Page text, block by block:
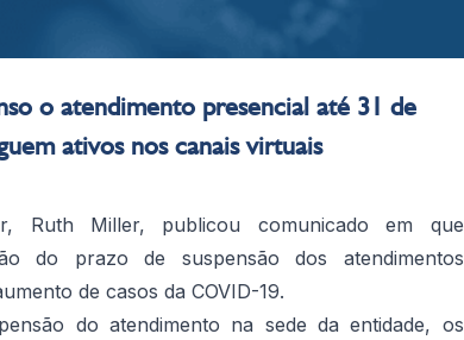
o atendimento presencial até 31 de
ativos nos canais virtuais
Ruth Miller, publicou comunicado em que
do prazo de suspensão dos atendimentos
de casos da COVID-19.
do atendimento na sede da entidade, os